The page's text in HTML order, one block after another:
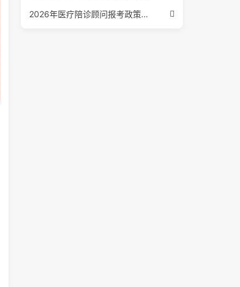
2026年医疗陪诊顾问报考政策更新，全国报名入口与报考指南全同步